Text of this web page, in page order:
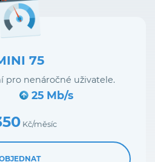
75
pro nenáročné uživatele.
25 Mb/s
Kč/měsíc